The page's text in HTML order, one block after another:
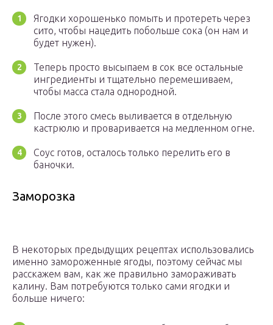
Ягодки хорошенько помыть и протереть через
сито, чтобы нацедить побольше сока (он нам и
будет нужен).
Теперь просто высыпаем в сок все остальные
ингредиенты и тщательно перемешиваем,
чтобы масса стала однородной.
После этого смесь выливается в отдельную
кастрюлю и проваривается на медленном огне.
Соус готов, осталось только перелить его в
баночки.
Заморозка
В некоторых предыдущих рецептах использовались
именно замороженные ягоды, поэтому сейчас мы
расскажем вам, как же правильно замораживать
калину. Вам потребуются только сами ягодки и
больше ничего: